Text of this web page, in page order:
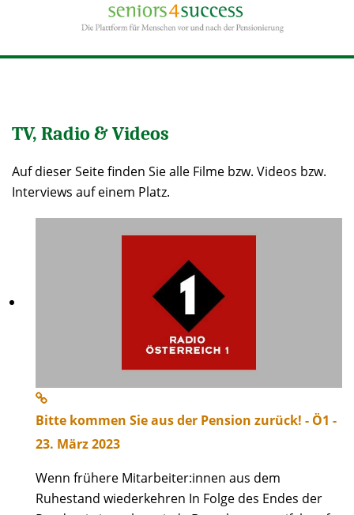
TV, Radio & Videos
Auf dieser Seite finden Sie alle Filme bzw. Videos bzw.
Interviews auf einem Platz.
Bitte kommen Sie aus der Pension zurück! - Ö1 -
23. März 2023
Wenn frühere Mitarbeiter:innen aus dem
Ruhestand wiederkehren In Folge des Endes der